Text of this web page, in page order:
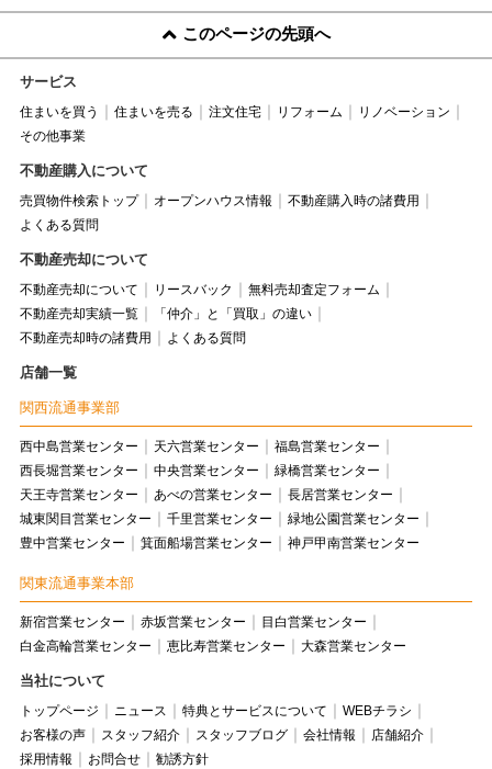
このページの先頭へ
サービス
住まいを買う 住まいを売る 注文住宅 リフォーム
リノベーション
その他事業
不動産購入について
売買物件検索トップ オープンハウス情報
不動産購入時の諸費用
よくある質問
不動産売却について
不動産売却について リースバック
無料売却査定フォーム
不動産売却実績一覧
「仲介」と「買取」の違い
不動産売却時の諸費用
よくある質問
店舗一覧
関西流通事業部
西中島営業センター 天六営業センター
福島営業センター
西長堀営業センター
中央営業センター
緑橋営業センター
天王寺営業センター
あべの営業センター
長居営業センター
城東関目営業センター
千里営業センター
緑地公園営業センター
豊中営業センター
箕面船場営業センター 神戸甲南営業センター
関東流通事業本部
新宿営業センター 赤坂営業センター
目白営業センター
白金高輪営業センター
恵比寿営業センター 大森営業センター
当社について
トップページ ニュース 特典とサービスについて
WEBチラシ
お客様の声
スタッフ紹介 スタッフブログ 会社情報
店舗紹介
採用情報
お問合せ 勧誘方針